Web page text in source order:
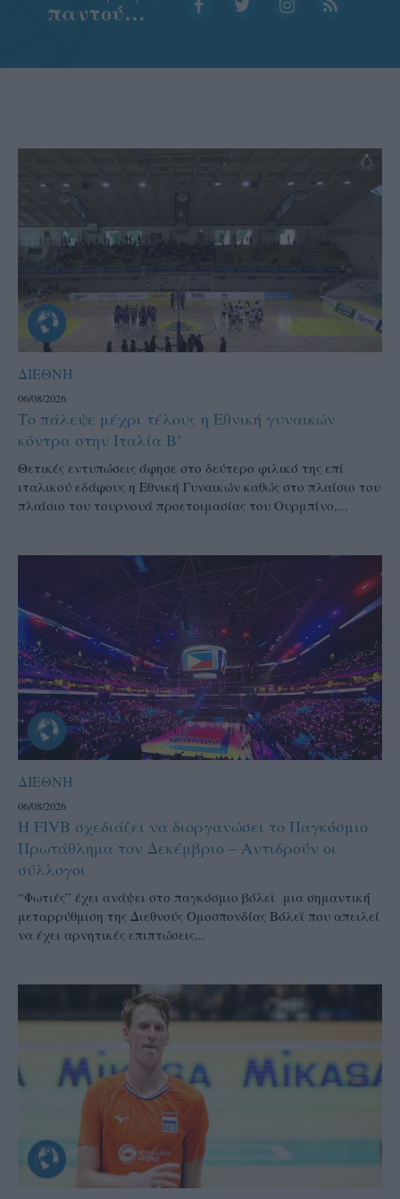
παντού…
ΔΙΕΘΝΗ
06/08/2026
Το πάλεψε μέχρι τέλους η Εθνική γυναικών
κόντρα στην Ιταλία Β’
Θετικές εντυπώσεις άφησε στο δεύτερο φιλικό της επί
ιταλικού εδάφους η Εθνική Γυναικών καθώς στο πλαίσιο του
πλαίσιο του τουρνουά προετοιμασίας του Ουρμπίνο,...
ΔΙΕΘΝΗ
06/08/2026
Η FIVB σχεδιάζει να διοργανώσει το Παγκόσμιο
Πρωτάθλημα τον Δεκέμβριο – Αντιδρούν οι
σύλλογοι
“Φωτιές” έχει ανάψει στο παγκόσμιο βόλεϊ μια σημαντική
μεταρρύθμιση της Διεθνούς Ομοσπονδίας Βόλεϊ που απειλεί
να έχει αρνητικές επιπτώσεις...